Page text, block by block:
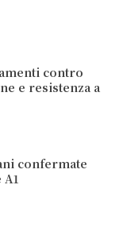
contro
e resistenza a
confermate